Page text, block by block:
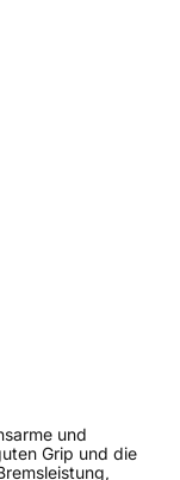
und
Grip und die